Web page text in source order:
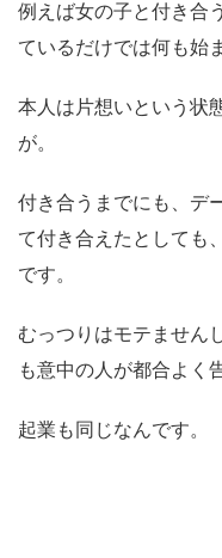
例えば女の子と付き合
ているだけでは何も始
本人は片想いという状
が。
付き合うまでにも、デ
て付き合えたとしても
です。
むっつりはモテません
も意中の人が都合よく
起業も同じなんです。